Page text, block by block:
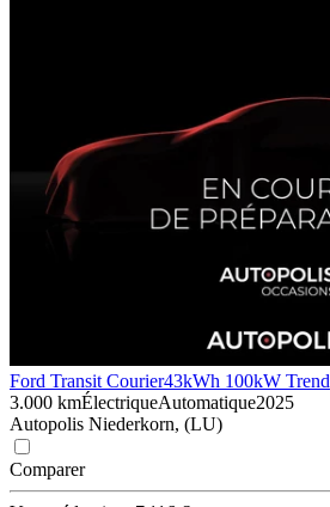
Ford Transit Courier43kWh 100kW Trend
3.000 kmÉlectriqueAutomatique2025
Autopolis Niederkorn, (LU)
Comparer